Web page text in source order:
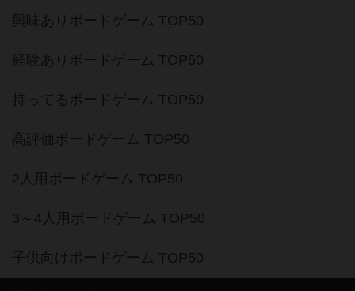
興味ありボードゲーム TOP50
経験ありボードゲーム TOP50
持ってるボードゲーム TOP50
高評価ボードゲーム TOP50
2人用ボードゲーム TOP50
3～4人用ボードゲーム TOP50
子供向けボードゲーム TOP50